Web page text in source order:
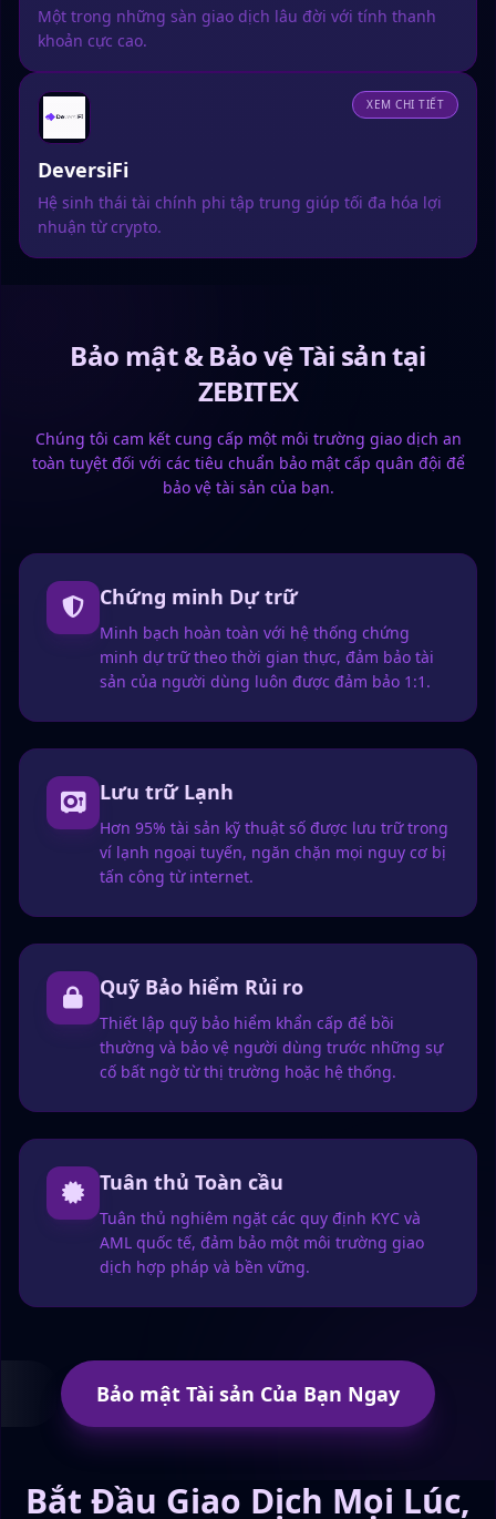
Một trong những sàn giao dịch lâu đời với tính thanh
khoản cực cao.
XEM CHI TIẾT
DeversiFi
Hệ sinh thái tài chính phi tập trung giúp tối đa hóa lợi
nhuận từ crypto.
Bảo mật & Bảo vệ Tài sản tại
ZEBITEX
Chúng tôi cam kết cung cấp một môi trường giao dịch an
toàn tuyệt đối với các tiêu chuẩn bảo mật cấp quân đội để
bảo vệ tài sản của bạn.
Chứng minh Dự trữ
Minh bạch hoàn toàn với hệ thống chứng
minh dự trữ theo thời gian thực, đảm bảo tài
sản của người dùng luôn được đảm bảo 1:1.
Lưu trữ Lạnh
Hơn 95% tài sản kỹ thuật số được lưu trữ trong
ví lạnh ngoại tuyến, ngăn chặn mọi nguy cơ bị
tấn công từ internet.
Quỹ Bảo hiểm Rủi ro
Thiết lập quỹ bảo hiểm khẩn cấp để bồi
thường và bảo vệ người dùng trước những sự
cố bất ngờ từ thị trường hoặc hệ thống.
Tuân thủ Toàn cầu
Tuân thủ nghiêm ngặt các quy định KYC và
AML quốc tế, đảm bảo một môi trường giao
dịch hợp pháp và bền vững.
Bảo mật Tài sản Của Bạn Ngay
Bắt Đầu Giao Dịch Mọi Lúc,